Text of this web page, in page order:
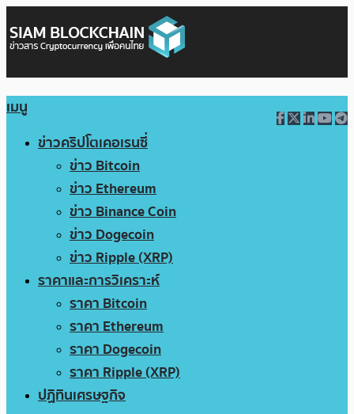
เมนู
ข่าวคริปโตเคอเรนซี่
ข่าว Bitcoin
ข่าว Ethereum
ข่าว Binance Coin
ข่าว Dogecoin
ข่าว Ripple (XRP)
ราคาและการวิเคราะห์
ราคา Bitcoin
ราคา Ethereum
ราคา Dogecoin
ราคา Ripple (XRP)
ปฏิทินเศรษฐกิจ